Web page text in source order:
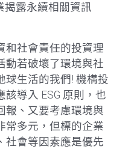
揭露永續相關資訊
和社會責任的投資理
動若破壞了環境與社
球生活的我們! 機構投
導入 ESG 原則，也
報、又要考慮環境與
常多元，但標的企業
社會等因素應是優先